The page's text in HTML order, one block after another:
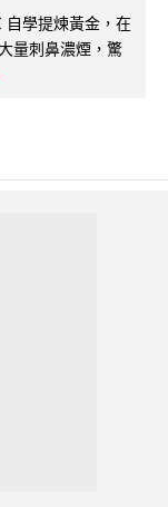
自學提煉黃金，在
量刺鼻濃煙，驚